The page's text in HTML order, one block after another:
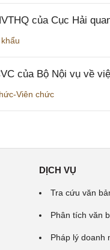
của Cục Hải
của Bộ Nội vụ về
Viên chức
DỊCH VỤ
Tra cứu văn
Phân tích văn
Pháp lý doanh